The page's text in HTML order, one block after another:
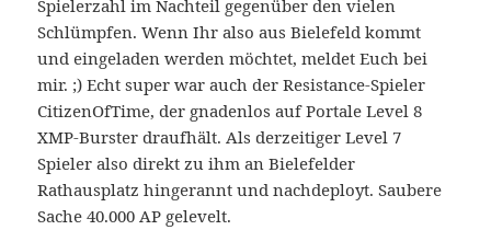
Spielerzahl im Nachteil gegenüber den vielen
Schlümpfen. Wenn Ihr also aus Bielefeld kommt
und eingeladen werden möchtet, meldet Euch bei
mir. ;) Echt super war auch der Resistance-Spieler
CitizenOfTime, der gnadenlos auf Portale Level 8
XMP-Burster draufhält. Als derzeitiger Level 7
Spieler also direkt zu ihm an Bielefelder
Rathausplatz hingerannt und nachdeployt. Saubere
Sache 40.000 AP gelevelt.